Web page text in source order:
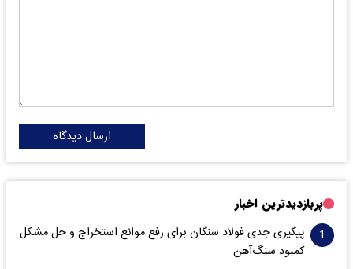
ارسال دیدگاه
پربازدیدترین اخبار
پیگیری جدی فولاد سنگان برای رفع موانع استخراج و حل مشکل
کمبود سنگ‌آهن